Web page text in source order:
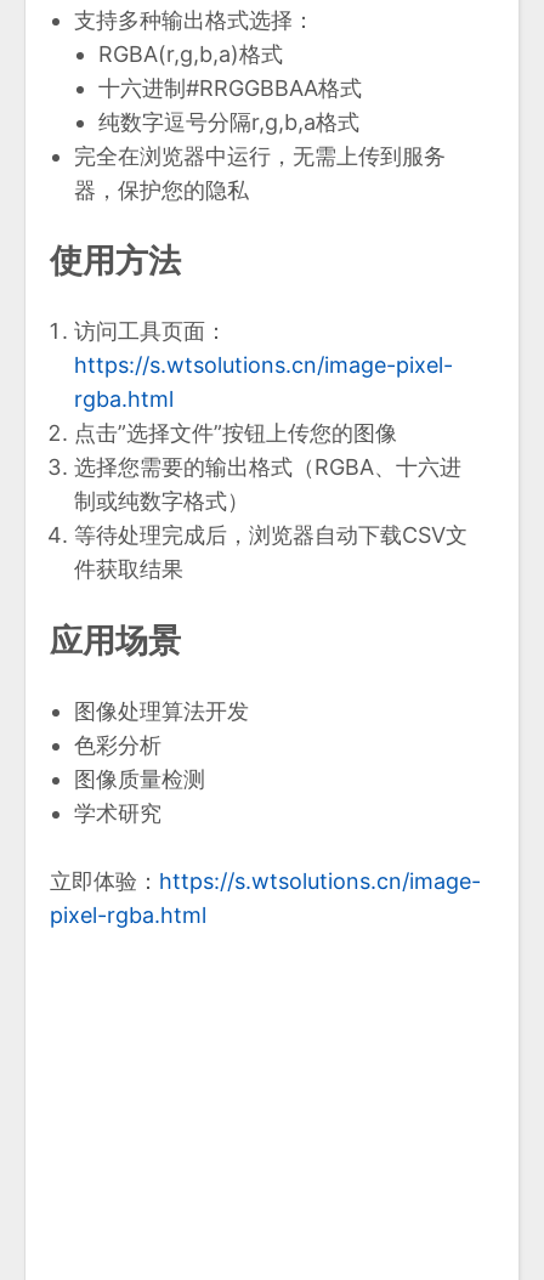
支持多种输出格式选择：
RGBA(r,g,b,a)格式
十六进制#RRGGBBAA格式
纯数字逗号分隔r,g,b,a格式
完全在浏览器中运行，无需上传到服务
器，保护您的隐私
使用方法
访问工具页面：
https://s.wtsolutions.cn/image-pixel-
rgba.html
点击”选择文件”按钮上传您的图像
选择您需要的输出格式（RGBA、十六进
制或纯数字格式）
等待处理完成后，浏览器自动下载CSV文
件获取结果
应用场景
图像处理算法开发
色彩分析
图像质量检测
学术研究
立即体验： https://s.wtsolutions.cn/image-
pixel-rgba.html